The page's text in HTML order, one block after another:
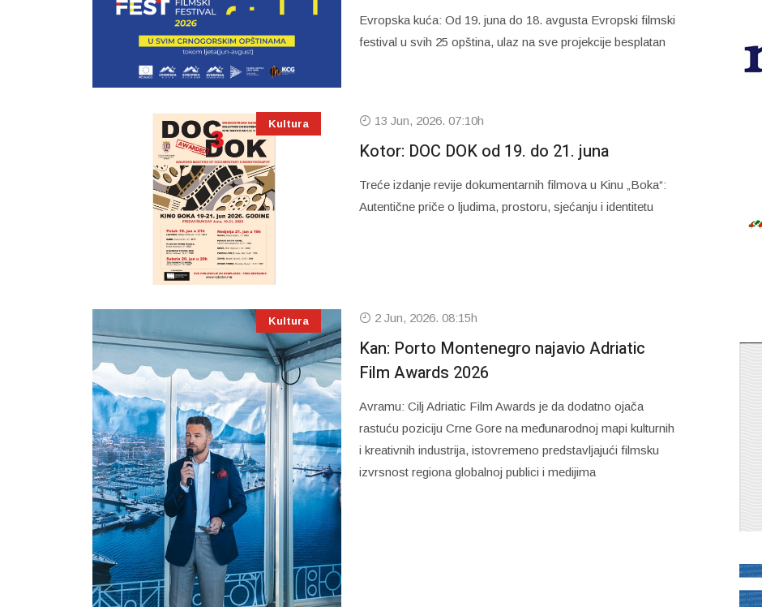
Evropska kuća: Od 19. juna do 18. avgusta Evropski filmski
festival u svih 25 opština, ulaz na sve projekcije besplatan
Kultura 13 Jun, 2026. 07:10h
Kotor: DOC DOK od 19. do 21. juna
Treće izdanje revije dokumentarnih filmova u Kinu „Boka“:
Autentične priče o ljudima, prostoru, sjećanju i identitetu
Kultura 2 Jun, 2026. 08:15h
Kan: Porto Montenegro najavio Adriatic
Film Awards 2026
Avramu: Cilj Adriatic Film Awards je da dodatno ojača
rastuću poziciju Crne Gore na međunarodnoj mapi kulturnih
i kreativnih industrija, istovremeno predstavljajući filmsku
izvrsnost regiona globalnoj publici i medijima